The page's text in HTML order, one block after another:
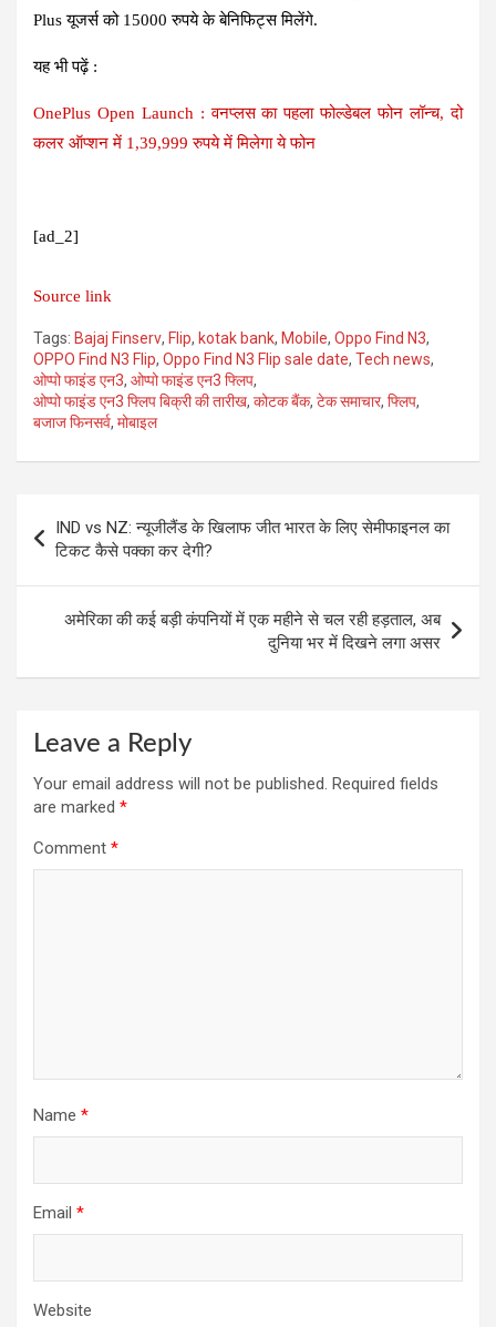
Plus यूजर्स को 15000 रुपये के बेनिफिट्स मिलेंगे.
यह भी पढ़ें :
OnePlus Open Launch : वनप्लस का पहला फोल्डेबल फोन लॉन्च, दो
कलर ऑप्शन में 1,39,999 रुपये में मिलेगा ये फोन
[ad_2]
Source link
Tags: Bajaj Finserv, Flip, kotak bank, Mobile, Oppo Find N3,
OPPO Find N3 Flip, Oppo Find N3 Flip sale date, Tech news,
ओप्पो फाइंड एन3, ओप्पो फाइंड एन3 फ्लिप,
ओप्पो फाइंड एन3 फ्लिप बिक्री की तारीख, कोटक बैंक, टेक समाचार, फ्लिप,
बजाज फिनसर्व, मोबाइल
navigation
IND vs NZ: न्यूजीलैंड के खिलाफ जीत भारत के लिए सेमीफाइनल का
टिकट कैसे पक्का कर देगी?
अमेरिका की कई बड़ी कंपनियों में एक महीने से चल रही हड़ताल, अब
दुनिया भर में दिखने लगा असर
Leave a Reply
Your email address will not be published. Required fields
are marked *
Comment *
Name *
Email *
Website